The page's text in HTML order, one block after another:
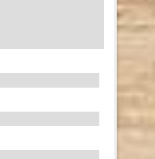
sia in Italia che all'estero.
di curatore indipendente per
private...